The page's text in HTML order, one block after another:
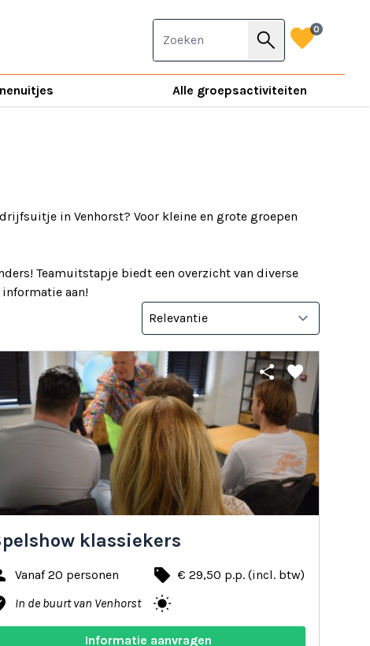
Alle groepsactiviteiten
search favorite0
in Venhorst? Voor kleine en grote groepen
Teamuitstapje biedt een overzicht van diverse
aan!
share favorite
klassiekers
Vanaf 20 personen local_offer € 29,50 p.p. (incl. btw)
In de buurt van Venhorst wb_sunny
Informatie aanvragen